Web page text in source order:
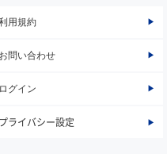
用規約
お問い合わせ
ログイン
プライバシー設定